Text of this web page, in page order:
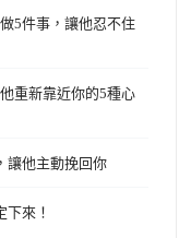
5件事，讓他忍不住
重新靠近你的5種心
讓他主動挽回你
來！